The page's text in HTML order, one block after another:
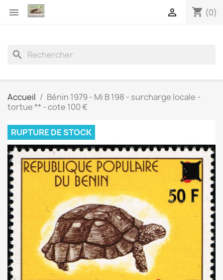
 shopping_cart (0)

search
Accueil
Bénin 1979 - Mi B 198 - surcharge locale -
tortue ** - cote 100 €
RUPTURE DE STOCK